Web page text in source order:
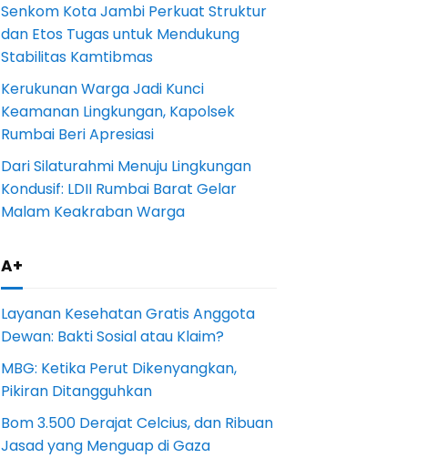
Senkom Kota Jambi Perkuat Struktur
dan Etos Tugas untuk Mendukung
Stabilitas Kamtibmas
Kerukunan Warga Jadi Kunci
Keamanan Lingkungan, Kapolsek
Rumbai Beri Apresiasi
Dari Silaturahmi Menuju Lingkungan
Kondusif: LDII Rumbai Barat Gelar
Malam Keakraban Warga
A+
Layanan Kesehatan Gratis Anggota
Dewan: Bakti Sosial atau Klaim?
MBG: Ketika Perut Dikenyangkan,
Pikiran Ditangguhkan
Bom 3.500 Derajat Celcius, dan Ribuan
Jasad yang Menguap di Gaza